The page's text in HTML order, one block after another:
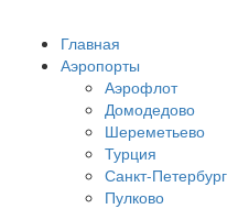
Главная
Аэропорты
Аэрофлот
Домодедово
Шереметьево
Турция
Санкт-Петербург
Пулково